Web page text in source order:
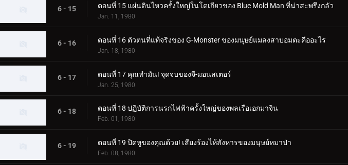
6 - 15 ตอนที่ 15 แผ่นดินไหวครั้งใหญ่ในโตเกียวของ Blue Mold Man ที่น่าสะพรึงกลัว
Jan. 11, 1980
6 - 16 ตอนที่ 16 ตัวตนที่แท้จริงของ G-Monster ของมนุษย์แมลงสาบอมตะคืออะไร
Jan. 18, 1980
6 - 17 ตอนที่ 17 คุณทำมัน! จุดจบของจี-มอนสเตอร์
Jan. 25, 1980
6 - 18 ตอนที่ 18 ปฏิบัติการนรกไฟฟ้าครั้งใหญ่ของพลเรือเอกมาจิน
Feb. 01, 1980
6 - 19 ตอนที่ 19 ปิดหูของคุณด้วย! เสียงร้องไห้สังหารของมนุษย์หมาป่า
Feb. 08, 1980